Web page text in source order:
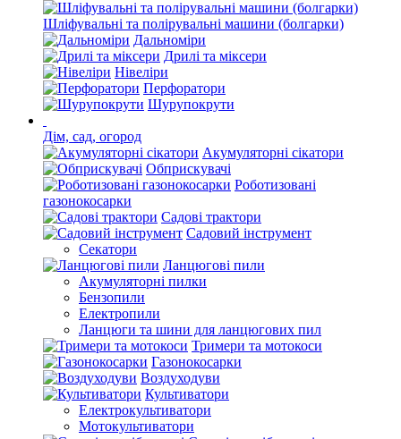
Шліфувальні та полірувальні машини (болгарки)
Дальноміри
Дрилі та міксери
Нівеліри
Перфоратори
Шурупокрути
Дім, сад, огород
Акумуляторні сікатори
Обприскувачі
Роботизовані
газонокосарки
Садові трактори
Садовий інструмент
Секатори
Ланцюгові пили
Акумуляторні пилки
Бензопили
Електропили
Ланцюги та шини для ланцюгових пил
Тримери та мотокоси
Газонокосарки
Воздуходуви
Культиватори
Електрокультиватори
Мотокультиватори